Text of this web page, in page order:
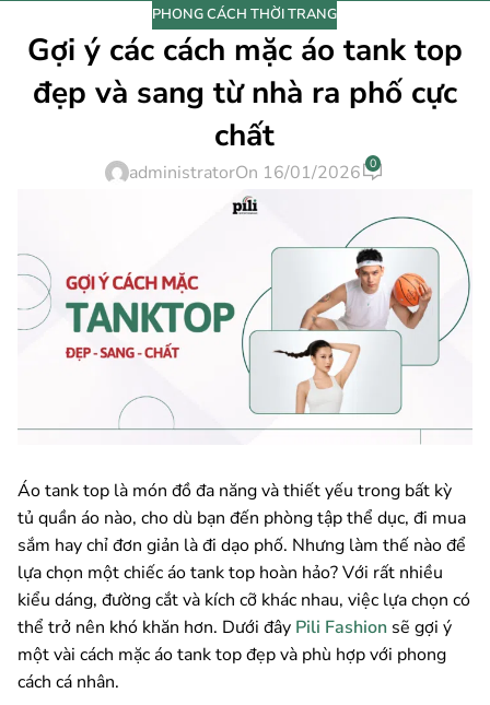
PHONG CÁCH THỜI TRANG
Gợi ý các cách mặc áo tank top
đẹp và sang từ nhà ra phố cực
chất
administratorOn 16/01/2026 0
Áo tank top là món đồ đa năng và thiết yếu trong bất kỳ
tủ quần áo nào, cho dù bạn đến phòng tập thể dục, đi mua
sắm hay chỉ đơn giản là đi dạo phố. Nhưng làm thế nào để
lựa chọn một chiếc áo tank top hoàn hảo? Với rất nhiều
kiểu dáng, đường cắt và kích cỡ khác nhau, việc lựa chọn có
thể trở nên khó khăn hơn. Dưới đây Pili Fashion sẽ gợi ý
một vài cách mặc áo tank top đẹp và phù hợp với phong
cách cá nhân.